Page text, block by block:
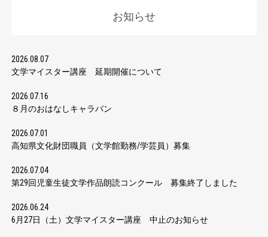
お知らせ
2026.08.07
文学マイスター講座 延期開催について
2026.07.16
８月のおはなしキャラバン
2026.07.01
高知県文化財団職員（文学館勤務/学芸員）募集
2026.07.04
第29回児童生徒文学作品朗読コンクール 募集終了しました
2026.06.24
6月27日（土）文学マイスター講座 中止のお知らせ